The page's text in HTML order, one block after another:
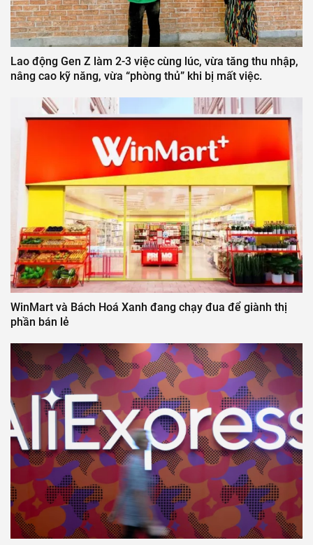
Lao động Gen Z làm 2-3 việc cùng lúc, vừa tăng thu nhập,
nâng cao kỹ năng, vừa “phòng thủ” khi bị mất việc.
WinMart và Bách Hoá Xanh đang chạy đua để giành thị
phần bán lẻ